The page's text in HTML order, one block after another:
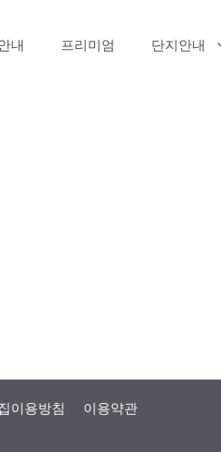
내 프리미엄 단지안내
이용방침 이용약관